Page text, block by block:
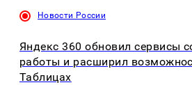
Новости России
Яндекс 360 обновил сервисы
работы и расширил
Таблицах